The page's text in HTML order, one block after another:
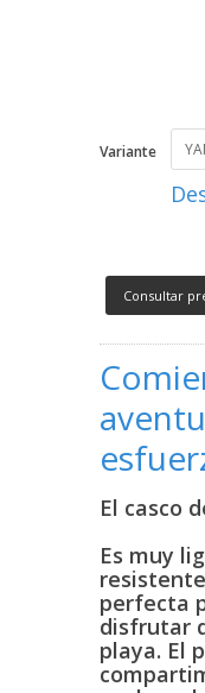
Variante
Consultar
El casco
Es muy
perfecta
disfrutar
playa. El